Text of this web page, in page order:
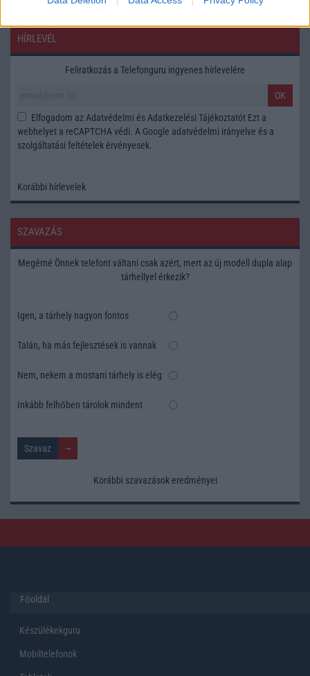
HÍRLEVÉL
Feliratkozás a Telefonguru ingyenes hírlevelére
OK
Elfogadom az Adatvédelmi és Adatkezelési Tájékoztatót Ezt a
webhelyet a reCAPTCHA védi. A Google adatvédelmi irányelve és a
szolgáltatási feltételek érvényesek.
Korábbi hírlevelek
SZAVAZÁS
Megérné Önnek telefont váltani csak azért, mert az új modell dupla alap
tárhellyel érkezik?
Igen, a tárhely nagyon fontos
Talán, ha más fejlesztések is vannak
Nem, nekem a mostani tárhely is elég
Inkább felhőben tárolok mindent
Korábbi szavazások eredményei
Főoldal
Készülékekguru
Mobiltelefonok